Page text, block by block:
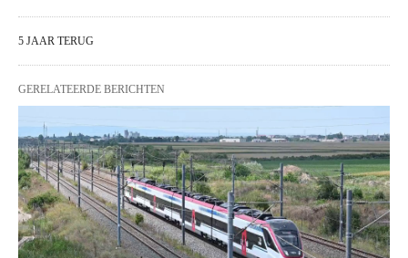
5 JAAR TERUG
GERELATEERDE BERICHTEN